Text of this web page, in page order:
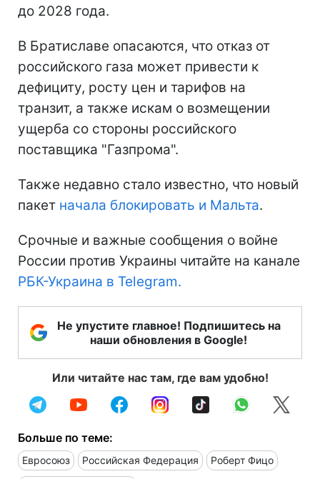
до 2028 года.
В Братиславе опасаются, что отказ от
российского газа может привести к
дефициту, росту цен и тарифов на
транзит, а также искам о возмещении
ущерба со стороны российского
поставщика "Газпрома".
Также недавно стало известно, что новый
пакет начала блокировать и Мальта.
Срочные и важные сообщения о войне
России против Украины читайте на канале
РБК-Украина в Telegram.
Не упустите главное! Подпишитесь на
наши обновления в Google!
Или читайте нас там, где вам удобно!
Больше по теме:
Евросоюз Российская Федерация Роберт Фицо